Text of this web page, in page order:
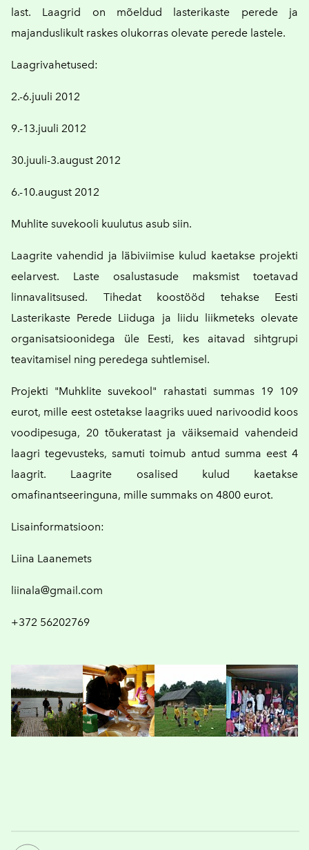
last. Laagrid on mõeldud lasterikaste perede ja
majanduslikult raskes olukorras olevate perede lastele.
Laagrivahetused:
2.-6.juuli 2012
9.-13.juuli 2012
30.juuli-3.august 2012
6.-10.august 2012
Muhlite suvekooli kuulutus asub siin.
Laagrite vahendid ja läbiviimise kulud kaetakse projekti
eelarvest. Laste osalustasude maksmist toetavad
linnavalitsused. Tihedat koostööd tehakse Eesti
Lasterikaste Perede Liiduga ja liidu liikmeteks olevate
organisatsioonidega üle Eesti, kes aitavad sihtgrupi
teavitamisel ning peredega suhtlemisel.
Projekti "Muhklite suvekool" rahastati summas 19 109
eurot, mille eest ostetakse laagriks uued narivoodid koos
voodipesuga, 20 tõukeratast ja väiksemaid vahendeid
laagri tegevusteks, samuti toimub antud summa eest 4
laagrit. Laagrite osalised kulud kaetakse
omafinantseeringuna, mille summaks on 4800 eurot.
Lisainformatsioon:
Liina Laanemets
liinala@gmail.com
+372 56202769